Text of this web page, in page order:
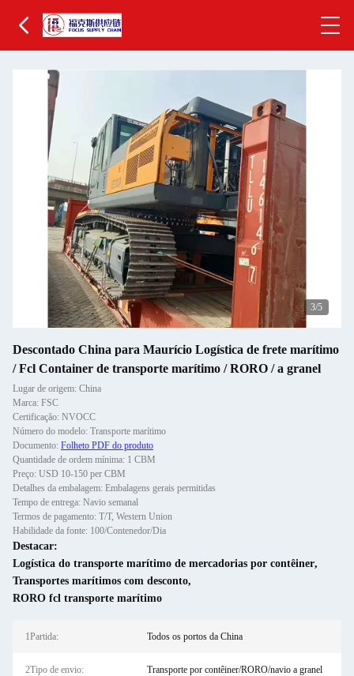
4/5
Descontado China para Maurício Logística de frete marítimo
/ Fcl Container de transporte marítimo / RORO / a granel
Lugar de origem: China
Marca: FSC
Certificação: NVOCC
Número do modelo: Transporte marítimo
Documento: Folheto PDF do produto
Quantidade de ordem mínima: 1 CBM
Preço: USD 10-150 per CBM
Detalhes da embalagem: Embalagens gerais permitidas
Tempo de entrega: Navio semanal
Termos de pagamento: T/T, Western Union
Habilidade da fonte: 100/Contenedor/Dia
Destacar:
Logística do transporte marítimo de mercadorias por contêiner,
Transportes marítimos com desconto,
RORO fcl transporte marítimo
1Partida: Todos os portos da China
2Tipo de envio: Transporte por contêiner/RORO/navio a granel